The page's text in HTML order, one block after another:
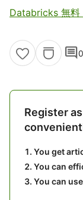
Databricks 無料
comment0
Register
You get
You can
You can